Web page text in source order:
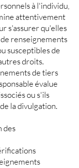
à l'individu,
attentivement
s'assurer qu'elles
renseignements
susceptibles de
droits.
de tiers
évalue
ou s'ils
la divulgation.
des